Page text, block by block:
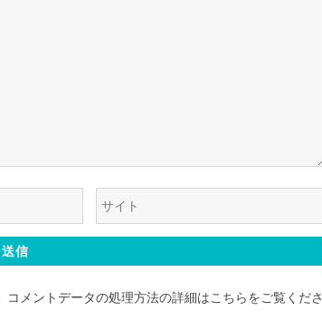
ウ
ェ
イ
コメントデータの処理方法の詳細はこちらをご覧くださ